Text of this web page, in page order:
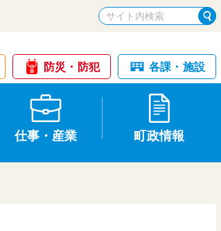
防災・防犯 各課・施設
仕事・産業 町政情報